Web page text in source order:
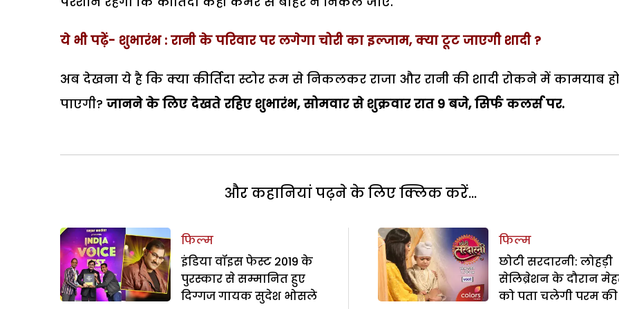
ये भी पढ़ें- शुभारंभ : रानी के परिवार पर लगेगा चोरी का इल्जाम, क्या टूट जाएगी शादी ?
अब देखना ये है कि क्या कीर्तिदा स्टोर रूम से निकलकर राजा और रानी की शादी रोकने में कामयाब हो
पाएगी? जानने के लिए देखते रहिए शुभारंभ, सोमवार से शुक्रवार रात 9 बजे, सिर्फ कलर्स पर.
और कहानियां पढ़ने के लिए क्लिक करें...
फिल्म
इंडिया वॉइस फेस्ट 2019 के
पुरस्कार से सम्मानित हुए
दिग्गज गायक सुदेश भोसले
फिल्म
छोटी सरदारनी: लोहड़ी
सेलिब्रेशन के दौरान
को पता चलेगी परम